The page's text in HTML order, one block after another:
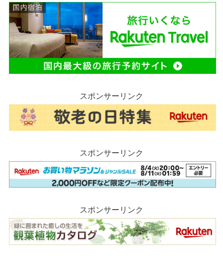
スポンサーリンク
スポンサーリンク
スポンサーリンク